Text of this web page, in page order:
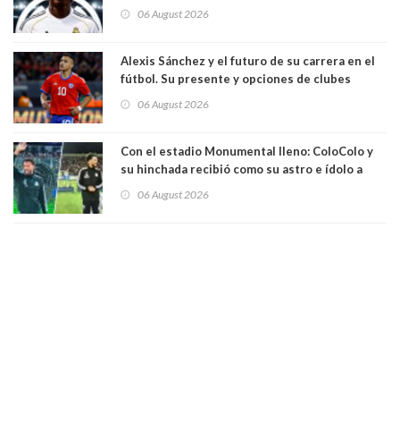
06 August 2026
Alexis Sánchez y el futuro de su carrera en el
fútbol. Su presente y opciones de clubes
06 August 2026
Con el estadio Monumental lleno: ColoColo y
su hinchada recibió como su astro e ídolo a
06 August 2026